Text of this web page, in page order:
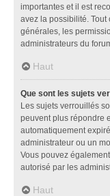
importantes et il est
avez la possibilité.
générales, les
administrateurs du
Haut
Que sont les sujets
Les sujets verrouillés
peuvent plus répondre
automatiquement
administrateur ou un
Vous pouvez
autorisé par les
Haut